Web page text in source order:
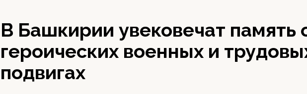
В Башкирии увековечат память
героических военных и
подвигах